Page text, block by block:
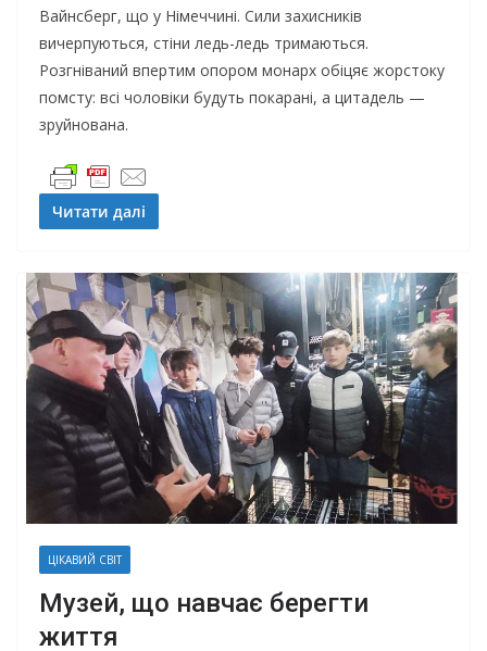
Вайнсберг, що у Німеччині. Сили захисників
вичерпуються, стіни ледь-ледь тримаються.
Розгніваний впертим опором монарх обіцяє жорстоку
помсту: всі чоловіки будуть покарані, а цитадель —
зруйнована.
Читати далі
ЦІКАВИЙ СВІТ
Музей, що навчає берегти
життя